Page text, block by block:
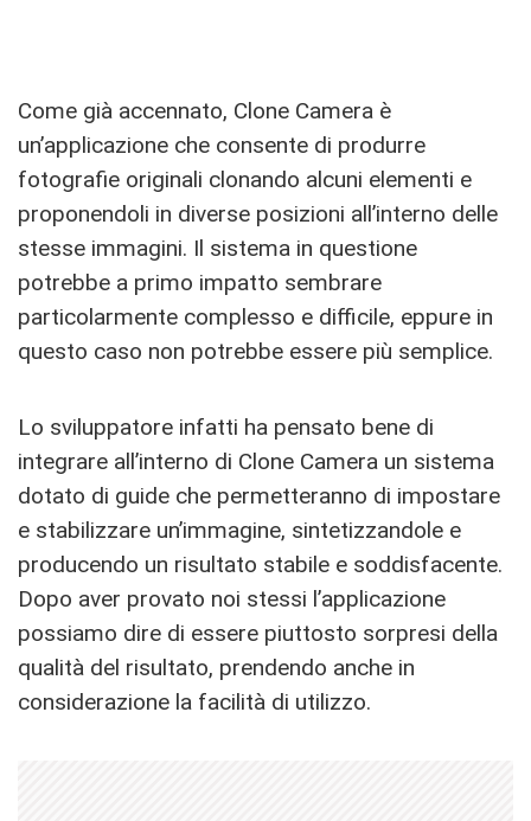
Come già accennato, Clone Camera è
un’applicazione che consente di produrre
fotografie originali clonando alcuni elementi e
proponendoli in diverse posizioni all’interno delle
stesse immagini. Il sistema in questione
potrebbe a primo impatto sembrare
particolarmente complesso e difficile, eppure in
questo caso non potrebbe essere più semplice.
Lo sviluppatore infatti ha pensato bene di
integrare all’interno di Clone Camera un sistema
dotato di guide che permetteranno di impostare
e stabilizzare un’immagine, sintetizzandole e
producendo un risultato stabile e soddisfacente.
Dopo aver provato noi stessi l’applicazione
possiamo dire di essere piuttosto sorpresi della
qualità del risultato, prendendo anche in
considerazione la facilità di utilizzo.